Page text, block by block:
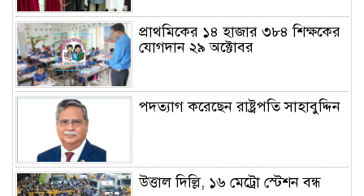
প্রাথমিকের ১৪ হাজার ৩৮৪ শিক্ষকের
যোগদান ২৯ অক্টোবর
পদত্যাগ করেছেন রাষ্ট্রপতি সাহাবুদ্দিন
উত্তাল দিল্লি, ১৬ মেট্রো স্টেশন বন্ধ